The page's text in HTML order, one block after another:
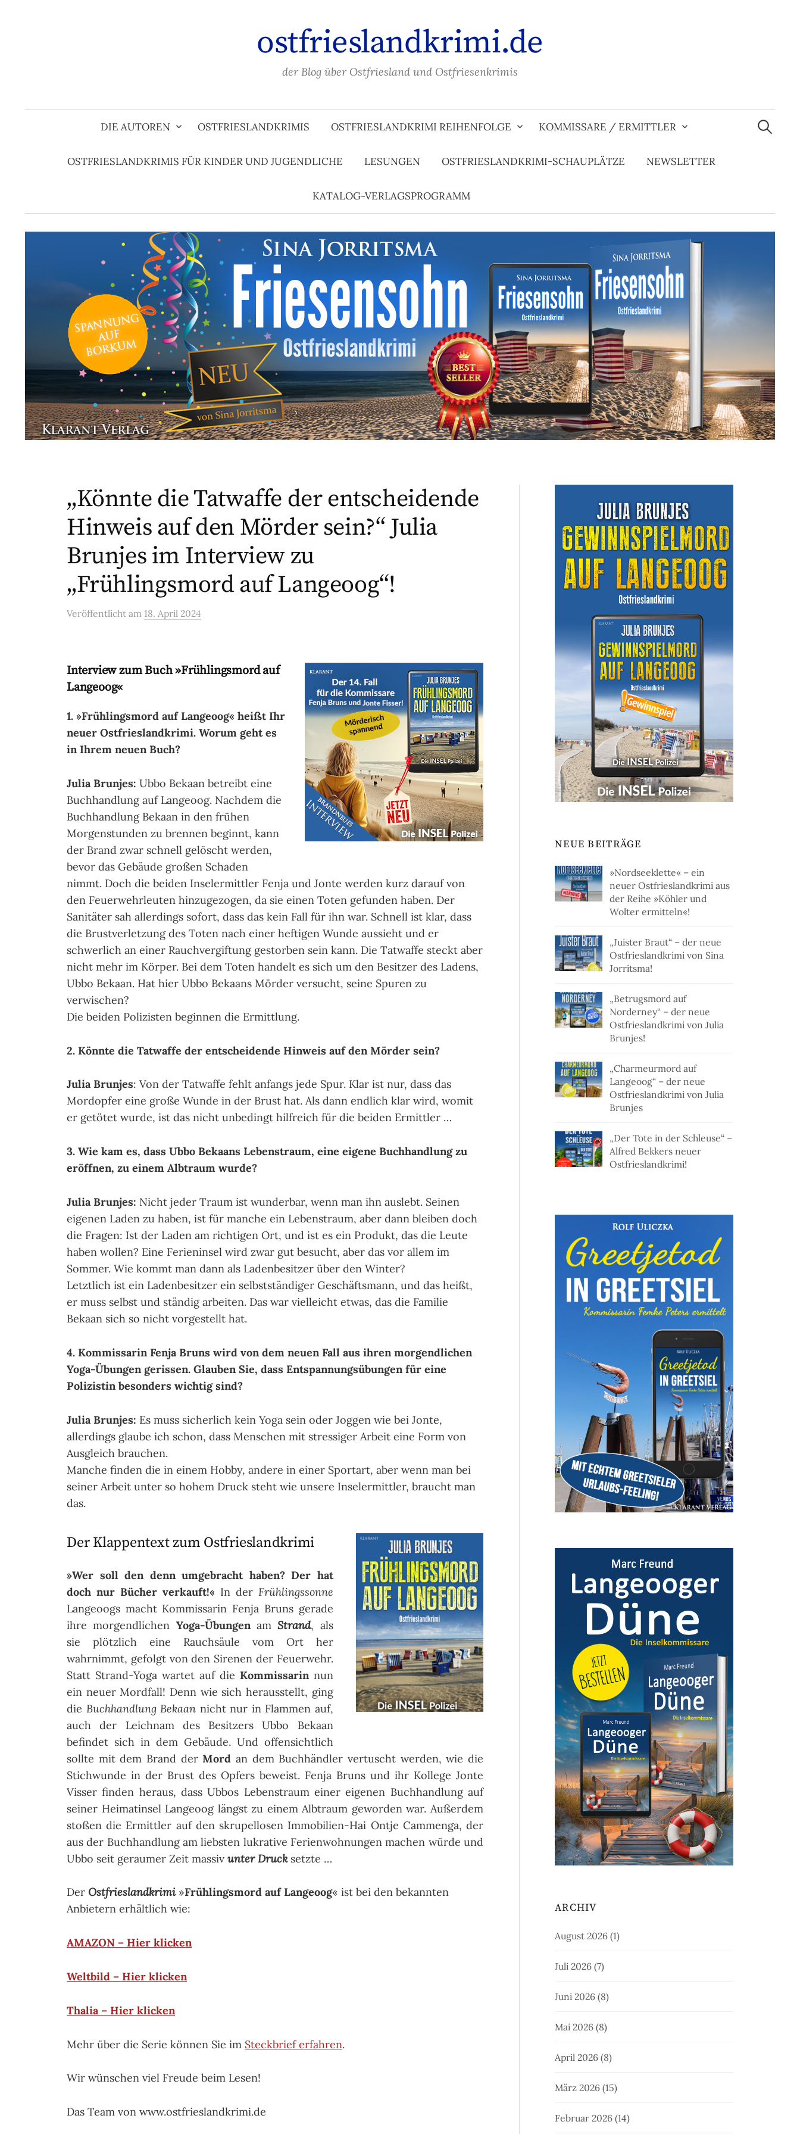
ostfrieslandkrimi.de
der Blog über Ostfriesland und Ostfriesenkrimis
DIE AUTOREN OSTFRIESLANDKRIMIS OSTFRIESLANDKRIMI REIHENFOLGE KOMMISSARE / ERMITTLER
OSTFRIESLANDKRIMIS FÜR KINDER UND JUGENDLICHE LESUNGEN OSTFRIESLANDKRIMI-SCHAUPLÄTZE NEWSLETTER
KATALOG-VERLAGSPROGRAMM
Suchen
nach:
„Könnte die Tatwaffe der entscheidende
Hinweis auf den Mörder sein?“ Julia
Brunjes im Interview zu
„Frühlingsmord auf Langeoog“!
Veröffentlicht am 18. April 2024
Interview zum Buch »Frühlingsmord auf
Langeoog«
1. »Frühlingsmord auf Langeoog« heißt Ihr
neuer Ostfrieslandkrimi. Worum geht es
in Ihrem neuen Buch?
Julia Brunjes: Ubbo Bekaan betreibt eine
Buchhandlung auf Langeoog. Nachdem die
Buchhandlung Bekaan in den frühen
Morgenstunden zu brennen beginnt, kann
der Brand zwar schnell gelöscht werden,
bevor das Gebäude großen Schaden
nimmt. Doch die beiden Inselermittler Fenja und Jonte werden kurz darauf von
den Feuerwehrleuten hinzugezogen, da sie einen Toten gefunden haben. Der
Sanitäter sah allerdings sofort, dass das kein Fall für ihn war. Schnell ist klar, dass
die Brustverletzung des Toten nach einer heftigen Wunde aussieht und er
schwerlich an einer Rauchvergiftung gestorben sein kann. Die Tatwaffe steckt aber
nicht mehr im Körper. Bei dem Toten handelt es sich um den Besitzer des Ladens,
Ubbo Bekaan. Hat hier Ubbo Bekaans Mörder versucht, seine Spuren zu
verwischen?
Die beiden Polizisten beginnen die Ermittlung.
2. Könnte die Tatwaffe der entscheidende Hinweis auf den Mörder sein?
Julia Brunjes: Von der Tatwaffe fehlt anfangs jede Spur. Klar ist nur, dass das
Mordopfer eine große Wunde in der Brust hat. Als dann endlich klar wird, womit
er getötet wurde, ist das nicht unbedingt hilfreich für die beiden Ermittler …
3. Wie kam es, dass Ubbo Bekaans Lebenstraum, eine eigene Buchhandlung zu
eröffnen, zu einem Albtraum wurde?
Julia Brunjes: Nicht jeder Traum ist wunderbar, wenn man ihn auslebt. Seinen
eigenen Laden zu haben, ist für manche ein Lebenstraum, aber dann bleiben doch
die Fragen: Ist der Laden am richtigen Ort, und ist es ein Produkt, das die Leute
haben wollen? Eine Ferieninsel wird zwar gut besucht, aber das vor allem im
Sommer. Wie kommt man dann als Ladenbesitzer über den Winter?
Letztlich ist ein Ladenbesitzer ein selbstständiger Geschäftsmann, und das heißt,
er muss selbst und ständig arbeiten. Das war vielleicht etwas, das die Familie
Bekaan sich so nicht vorgestellt hat.
4. Kommissarin Fenja Bruns wird von dem neuen Fall aus ihren morgendlichen
Yoga-Übungen gerissen. Glauben Sie, dass Entspannungsübungen für eine
Polizistin besonders wichtig sind?
Julia Brunjes: Es muss sicherlich kein Yoga sein oder Joggen wie bei Jonte,
allerdings glaube ich schon, dass Menschen mit stressiger Arbeit eine Form von
Ausgleich brauchen.
Manche finden die in einem Hobby, andere in einer Sportart, aber wenn man bei
seiner Arbeit unter so hohem Druck steht wie unsere Inselermittler, braucht man
das.
Der Klappentext zum Ostfrieslandkrimi
»Wer soll den denn umgebracht haben? Der hat
doch nur Bücher verkauft!« In der Frühlingssonne
Langeoogs macht Kommissarin Fenja Bruns gerade
ihre morgendlichen Yoga-ÜbungenamStrand, als
sie plötzlich eine Rauchsäule vom Ort her
wahrnimmt, gefolgt von den Sirenen der Feuerwehr.
Statt Strand-Yoga wartet auf die Kommissarinnun
ein neuer Mordfall! Denn wie sich herausstellt, ging
die Buchhandlung Bekaan nicht nur in Flammen auf,
auch der Leichnam des Besitzers Ubbo Bekaan
befindet sich in dem Gebäude. Und offensichtlich
sollte mit dem Brand der Mord an dem Buchhändler vertuscht werden, wie die
Stichwunde in der Brust des Opfers beweist. Fenja Bruns und ihr Kollege Jonte
Visser finden heraus, dass Ubbos Lebenstraum einer eigenen Buchhandlung auf
seiner Heimatinsel Langeoog längst zu einem Albtraum geworden war. Außerdem
stoßen die Ermittler auf den skrupellosen Immobilien-Hai Ontje Cammenga, der
aus der Buchhandlung am liebsten lukrative Ferienwohnungen machen würde und
Ubbo seit geraumer Zeit massiv unter Drucksetzte …
Der Ostfrieslandkrimi»Frühlingsmord auf Langeoog« ist bei den bekannten
Anbietern erhältlich wie:
AMAZON – Hier klicken
Weltbild – Hier klicken
Thalia – Hier klicken
Mehr über die Serie können Sie im Steckbrief erfahren.
Wir wünschen viel Freude beim Lesen!
Das Team von www.ostfrieslandkrimi.de
NEUE BEITRÄGE
»Nordseeklette« – ein
neuer Ostfrieslandkrimi aus
der Reihe »Köhler und
Wolter ermitteln«!
„Juister Braut“ – der neue
Ostfrieslandkrimi von Sina
Jorritsma!
„Betrugsmord auf
Norderney“ – der neue
Ostfrieslandkrimi von Julia
Brunjes!
„Charmeurmord auf
Langeoog“ – der neue
Ostfrieslandkrimi von Julia
Brunjes
„Der Tote in der Schleuse“ –
Alfred Bekkers neuer
Ostfrieslandkrimi!
ARCHIV
August 2026 (1)
Juli 2026 (7)
Juni 2026 (8)
Mai 2026 (8)
April 2026 (8)
März 2026 (15)
Februar 2026 (14)